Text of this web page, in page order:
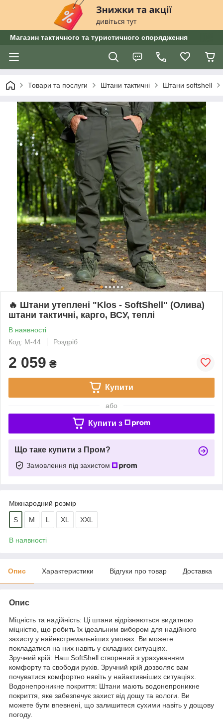
Магазин тактичного та туристичного спорядження
Товари та послуги Штани тактичні Штани softshell
🔥 Штани утеплені "Klos - SoftShell" (Олива)
штани тактичні, карго, ВСУ, теплі
В наявності
Код: М-44
Роздріб
2 059 ₴
Купити
або
Купити з
Що таке купити з Пром?
Замовлення під захистом
Міжнародний розмір
S M L XL XXL
В наявності
Опис Характеристики Відгуки про товар Доставка
Опис
Міцність та надійність: Ці штани відрізняються видатною
міцністю, що робить їх ідеальним вибором для надійного
захисту у найекстремальніших умовах. Ви можете
покладатися на них навіть у складних ситуаціях.
Зручний крій: Наш SoftShell створений з урахуванням
комфорту та свободи рухів. Зручний крій дозволяє вам
почуватися комфортно навіть у найактивніших ситуаціях.
Водонепроникне покриття: Штани мають водонепроникне
покриття, яке забезпечує захист від дощу та вологи. Ви
можете бути впевнені, що залишитеся сухими навіть у дощову
погоду.